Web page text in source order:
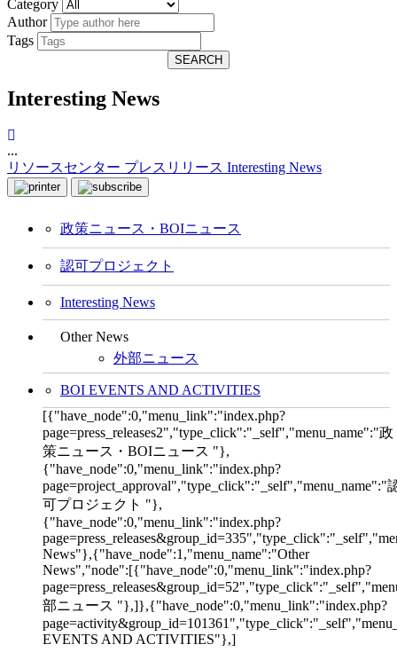
Category
Author
Tags
SEARCH
Interesting News
...
リソースセンター プレスリリース Interesting News
政策ニュース・BOIニュース
認可プロジェクト
Interesting News
Other News
外部ニュース
BOI EVENTS AND ACTIVITIES
[{"have_node":0,"menu_link":"index.php?
page=press_releases2","type_click":"_self","menu_name":"政
策ニュース・BOIニュース "},
{"have_node":0,"menu_link":"index.php?
page=project_approval","type_click":"_self","menu_name":"
可プロジェクト "},
{"have_node":0,"menu_link":"index.php?
News"},{"have_node":1,"menu_name":"Other
News","node":[{"have_node":0,"menu_link":"index.php?
部ニュース "},]},{"have_node":0,"menu_link":"index.php?
EVENTS AND ACTIVITIES"},]